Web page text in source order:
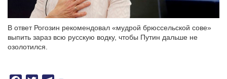
В ответ Рогозин рекомендовал «мудрой брюссельской сове»
выпить зараз всю русскую водку, чтобы Путин дальше не
озолотился.